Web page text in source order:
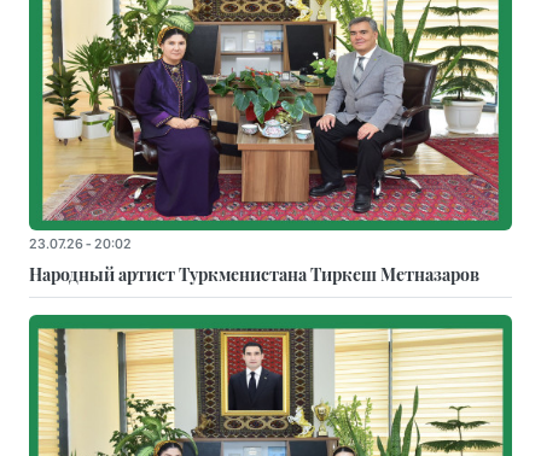
23.07.26 - 20:02
Народный артист Туркменистана Тиркеш Мeтназаров